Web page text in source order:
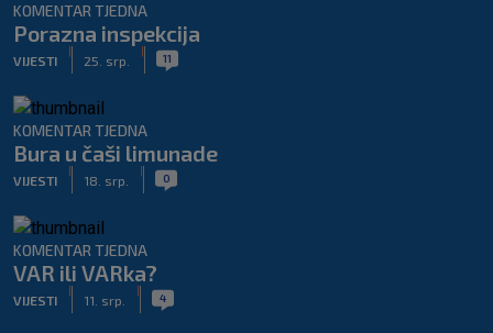
KOMENTAR TJEDNA
Porazna inspekcija
VIJESTI 25. srp. 11
KOMENTAR TJEDNA
Bura u čaši limunade
VIJESTI 18. srp. 0
KOMENTAR TJEDNA
VAR ili VARka?
VIJESTI 11. srp. 4